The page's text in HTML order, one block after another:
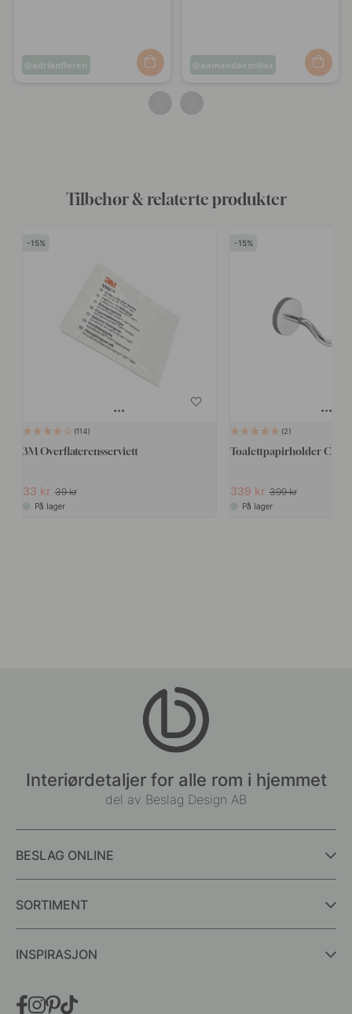
Innlegg
adrianfloren
Innlegg
aamandaemilias
Tilbehør & relaterte produkter
15
114
3M Overflaterensserviett
33 kr 39 kr
På lager
15
2
Toalettpapirholder
339 kr 399 kr
På lager
Interiørdetaljer for alle rom i hjemmet
del av Beslag Design AB
BESLAG ONLINE
SORTIMENT
INSPIRASJON